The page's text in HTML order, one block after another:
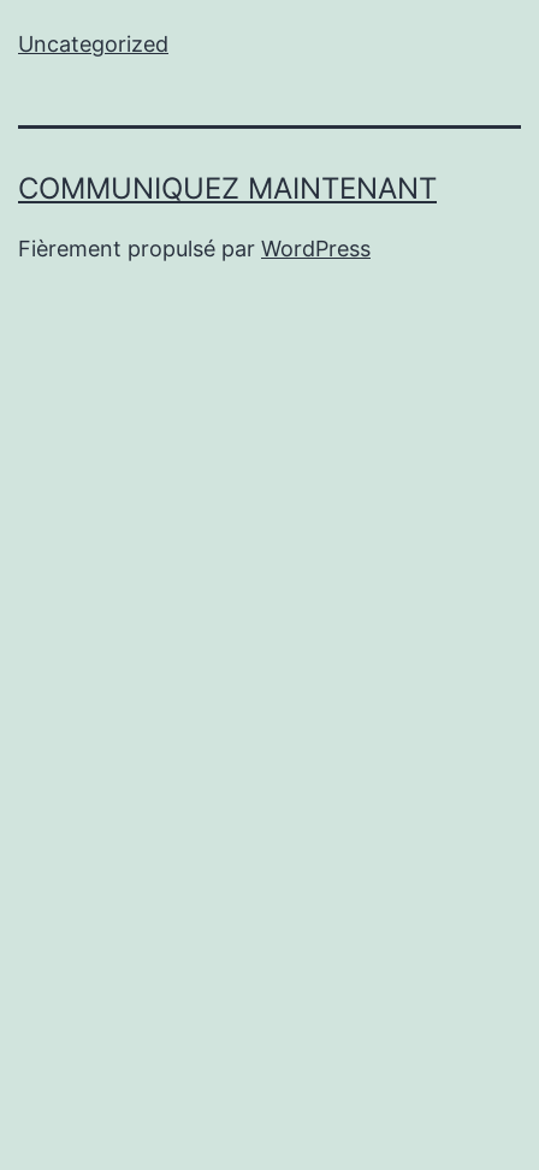
Uncategorized
COMMUNIQUEZ MAINTENANT
Fièrement propulsé par WordPress